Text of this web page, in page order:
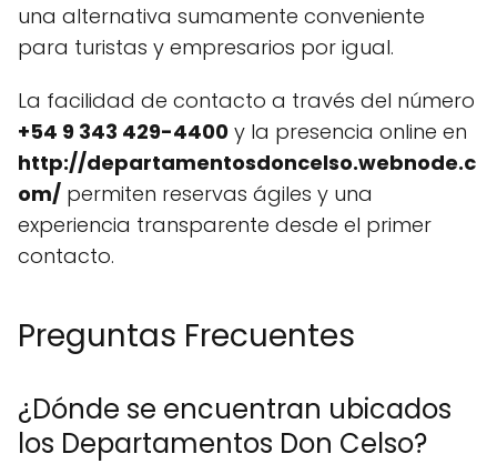
una alternativa sumamente conveniente
para turistas y empresarios por igual.
La facilidad de contacto a través del número
+54 9 343 429-4400 y la presencia online en
http://departamentosdoncelso.webnode.c
om/ permiten reservas ágiles y una
experiencia transparente desde el primer
contacto.
Preguntas Frecuentes
¿Dónde se encuentran ubicados
los Departamentos Don Celso?